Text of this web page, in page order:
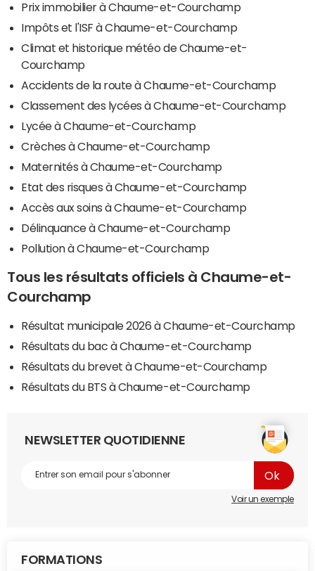
Prix immobilier à Chaume-et-Courchamp
Impôts et l'ISF à Chaume-et-Courchamp
Climat et historique météo de Chaume-et-
Courchamp
Accidents de la route à Chaume-et-Courchamp
Classement des lycées à Chaume-et-Courchamp
Lycée à Chaume-et-Courchamp
Crèches à Chaume-et-Courchamp
Maternités à Chaume-et-Courchamp
Etat des risques à Chaume-et-Courchamp
Accès aux soins à Chaume-et-Courchamp
Délinquance à Chaume-et-Courchamp
Pollution à Chaume-et-Courchamp
Tous les résultats officiels à Chaume-et-
Courchamp
Résultat municipale 2026 à Chaume-et-Courchamp
Résultats du bac à Chaume-et-Courchamp
Résultats du brevet à Chaume-et-Courchamp
Résultats du BTS à Chaume-et-Courchamp
NEWSLETTER QUOTIDIENNE
Voir un exemple
FORMATIONS